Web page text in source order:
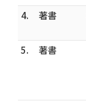
4.
著書
5.
著書